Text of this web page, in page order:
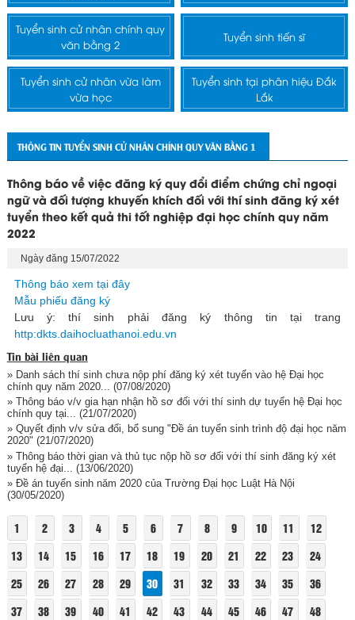
Tuyển sinh cử nhân chính quy
văn bằng 2
Tuyển sinh tiến sĩ
Tuyển sinh cử nhân vừa làm
vừa học
Tuyển sinh tại phân hiệu Đắk
Lắk
THÔNG TIN TUYỂN SINH CỬ NHÂN CHÍNH QUY VĂN BẰNG 1
Thông báo về việc đăng ký quy đổi điểm chứng chỉ ngoại
ngữ và đối tượng khuyến khích đối với thí sinh đăng ký xét
tuyển theo kết quả thi tốt nghiệp đại học chính quy năm
2022
Ngày đăng 15/07/2022
Thông báo xem tại đây
Mẫu phiếu đăng ký
Lưu ý: thí sinh phải đăng ký thông tin tại trang
http:dkts.daihocluathanoi.edu.vn
Tin bài liên quan
» Danh sách thí sinh chưa nộp phí đăng ký xét tuyển vào hệ Đại học
chính quy năm 2020...
(07/08/2020)
» Thông báo v/v gia hạn nhận hồ sơ đối với thí sinh dự tuyển hệ Đại học
chính quy tại... (21/07/2020)
» Quyết định v/v sửa đổi, bổ sung "Đề án tuyển sinh trình độ đại học năm
2020" (21/07/2020)
» Thông báo thời gian và thủ tục nộp hồ sơ đối với thí sinh đăng ký xét
tuyển hệ đại...
(13/06/2020)
» Đề án tuyển sinh năm 2020 của Trường Đại học Luật Hà Nội
(30/05/2020)
1 2 3 4 5 6 7 8 9 10 11
12
13
14 15 16 17 18 19 20 21 22 23
24
25
26 27 28 29 30 31 32 33 34 35
36
37
38 39 40 41 42 43 44 45 46 47 48